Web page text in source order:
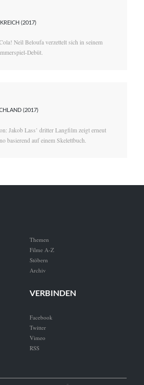
(2017)
Neïl Beloufa verzettelt sich in seinem
Debüt.
(2017)
Jakob Lass’ dritter Langfilm zeigt erneut
basierend auf einem Skelettbuch.
Themen
Filme A-Z
Stöbern
Archiv
VERBINDEN
Facebook
Twitter
Vimeo
RSS